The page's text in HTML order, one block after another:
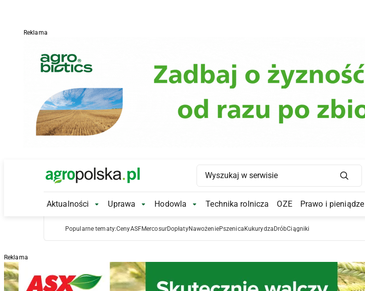
Reklama
Main Logo
Main Navigation
Aktualności Aktualności Submenu
Uprawa Uprawa Submenu
Hodowla Hodowla Submenu
Technika rolnicza OZE Prawo i pieniądze
Popularne tematy:CenyASFMercosurDopłatyNawożeniePszenica Kukurydza DróbCiągniki
Reklama